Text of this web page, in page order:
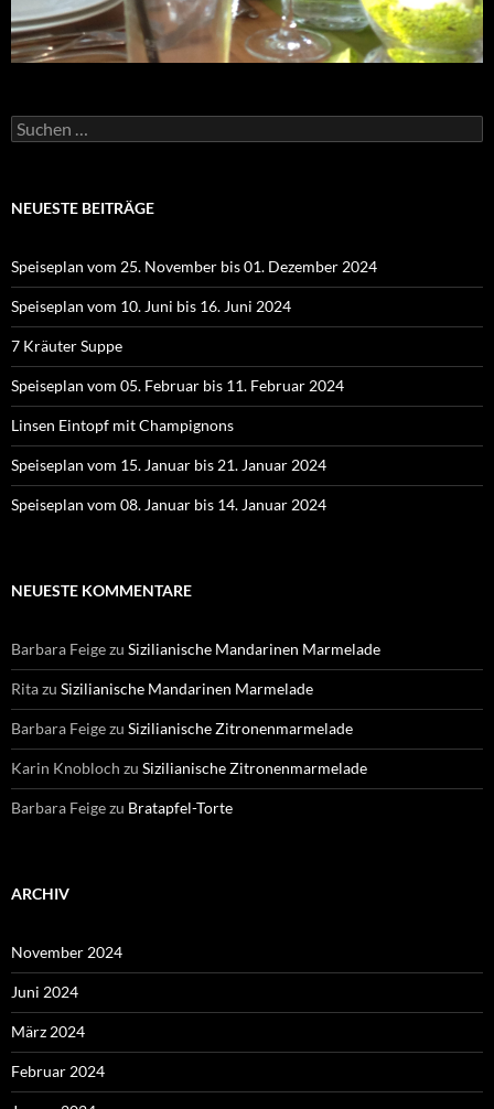
Suchen
nach:
NEUESTE BEITRÄGE
Speiseplan vom 25. November bis 01. Dezember 2024
Speiseplan vom 10. Juni bis 16. Juni 2024
7 Kräuter Suppe
Speiseplan vom 05. Februar bis 11. Februar 2024
Linsen Eintopf mit Champignons
Speiseplan vom 15. Januar bis 21. Januar 2024
Speiseplan vom 08. Januar bis 14. Januar 2024
NEUESTE KOMMENTARE
Barbara Feigezu Sizilianische Mandarinen Marmelade
Ritazu Sizilianische Mandarinen Marmelade
Barbara Feigezu Sizilianische Zitronenmarmelade
Karin Knobloch zu Sizilianische Zitronenmarmelade
Barbara Feigezu Bratapfel-Torte
ARCHIV
November 2024
Juni 2024
März 2024
Februar 2024